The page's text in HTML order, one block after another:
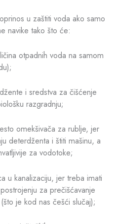
u zaštiti voda ako samo
navike tako što će:
otpadnih voda na samom
i sredstva za čišćenje
razgradnju;
omekšivača za rublje, jer
deterdženta i štiti mašinu, a
za vodotoke;
u kanalizaciju, jer treba imati
za prečišćavanje
je kod nas češći slučaj);